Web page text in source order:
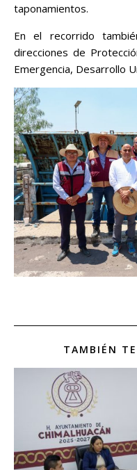
taponamientos.
En el recorrido
direcciones de
Emergencia, Desarrollo
TAMBIÉN